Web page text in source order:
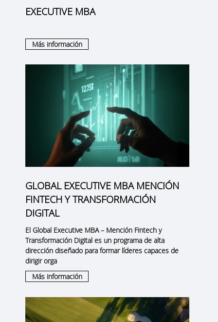
EXECUTIVE MBA
Más información
GLOBAL EXECUTIVE MBA MENCIÓN
FINTECH Y TRANSFORMACIÓN
DIGITAL
El Global Executive MBA – Mención Fintech y
Transformación Digital es un programa de alta
dirección diseñado para formar líderes capaces de
dirigir orga
Más información